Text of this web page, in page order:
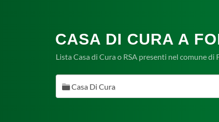
CASA DI CURA A
Lista Casa di Cura o RSA presenti nel comune
Casa Di Cura